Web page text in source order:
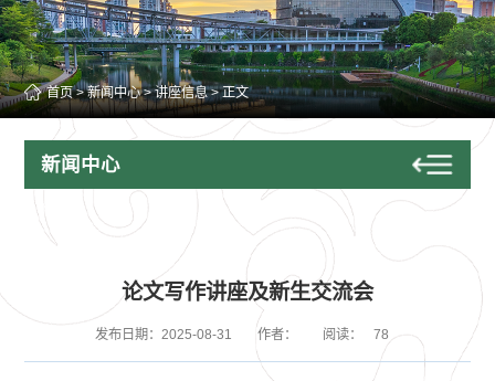
首页>新闻中心>讲座信息> 正文
新闻中心
论文写作讲座及新生交流会
发布日期：2025-08-31 作者： 阅读： 78